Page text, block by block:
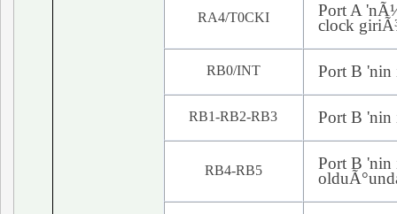
RA4/T0CKI Port A '
clock
RB0/INT Port B 'nin
RB1-RB2-RB3 Port B 'nin
RB4-RB5 Port B 'nin